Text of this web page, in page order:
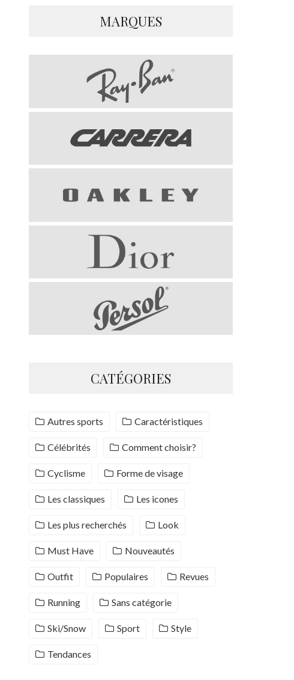
MARQUES
CATÉGORIES
Autres sports Caractéristiques
Célébrités Comment choisir?
Cyclisme Forme de visage
Les classiques Les icones
Les plus recherchés Look
Must Have Nouveautés
Outfit Populaires Revues
Running Sans catégorie
Ski/Snow Sport Style
Tendances